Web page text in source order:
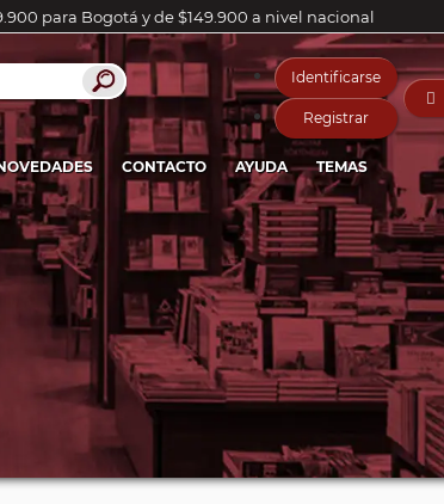
para Bogotá y de $149.900 a nivel nacional
Identificarse
Registrar

CONTACTO AYUDA TEMAS